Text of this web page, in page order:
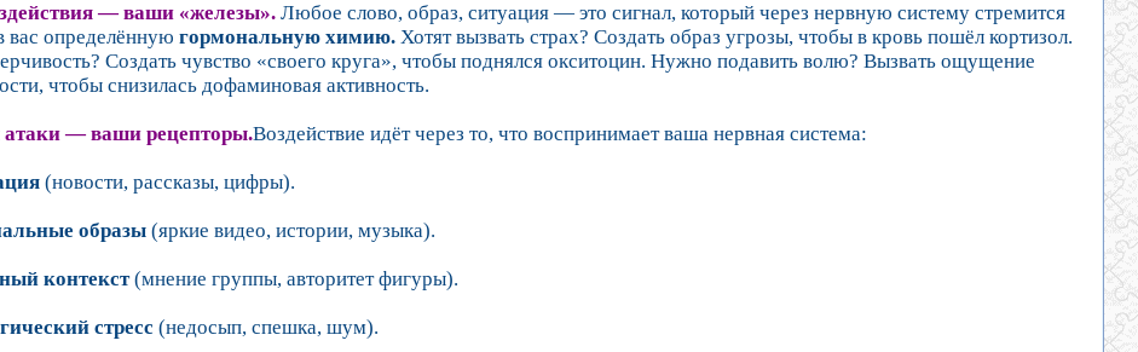
— ваши «железы». Любое слово, образ, ситуация — это сигнал, который через нервную систему стремится
вас определённуюгормональную химию. Хотят вызвать страх? Создать образ угрозы, чтобы в кровь пошёл кортизол.
Создать чувство «своего круга», чтобы поднялся окситоцин. Нужно подавить волю? Вызвать ощущение
чтобы снизилась дофаминовая активность.
— ваши рецепторы.Воздействие идёт через то, что воспринимает ваша нервная система:
(новости, рассказы, цифры).
образы (яркие видео, истории, музыка).
контекст(мнение группы, авторитет фигуры).
стресс(недосып, спешка, шум).